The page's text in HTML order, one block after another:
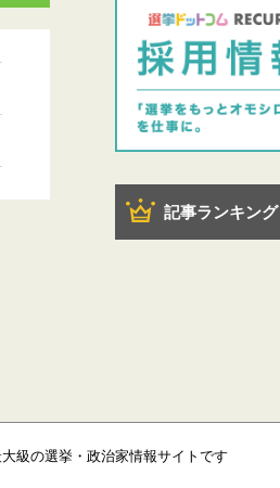
記事ランキング
級の選挙・政治家情報サイトです